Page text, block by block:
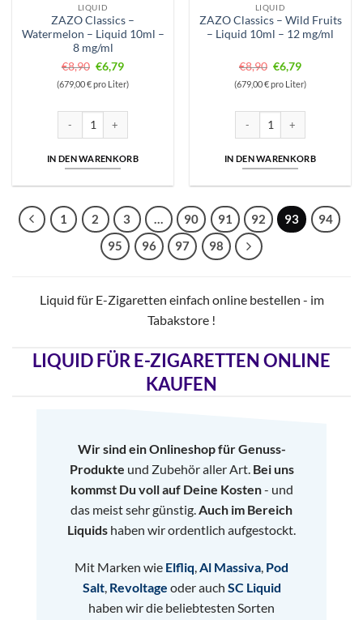
LIQUID
ZAZO Classics –
Watermelon – Liquid 10ml –
8 mg/ml
€8,90 Ursprünglicher
Preis
€6,79Aktueller
Preis
(679,00 € pro Liter)
ZAZO Classics – Watermelon – Liquid 10ml - 8 mg/ml Menge
IN DEN WARENKORB
LIQUID
ZAZO Classics – Wild Fruits
– Liquid 10ml – 12 mg/ml
€8,90 Ursprünglicher
Preis
€6,79Aktueller
Preis
(679,00 € pro Liter)
ZAZO Classics – Wild Fruits
IN DEN WARENKORB
1 2 3 … 90 91 92 93
94
95
96 97 98
Liquid für E-Zigaretten einfach online bestellen - im
Tabakstore !
LIQUID FÜR E-ZIGARETTEN ONLINE
KAUFEN
Wir sind ein Onlineshop für Genuss-
Produkte und Zubehör aller Art. Bei uns
kommst Du voll auf Deine Kosten- und
das meist sehr günstig.Auch im Bereich
Liquids haben wir ordentlich aufgestockt.
Mit Marken wie Elfliq Al Massiva Pod
Salt, Revoltage oder auch SC Liquid
haben wir die beliebtesten Sorten